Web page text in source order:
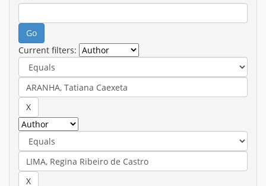
Current filters: